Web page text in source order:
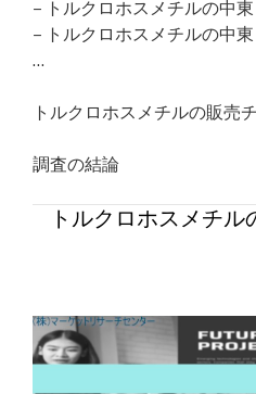
– トルクロホスメチルの中
– トルクロホスメチルの中
…
トルクロホスメチルの販売
調査の結論
トルクロホスメチ